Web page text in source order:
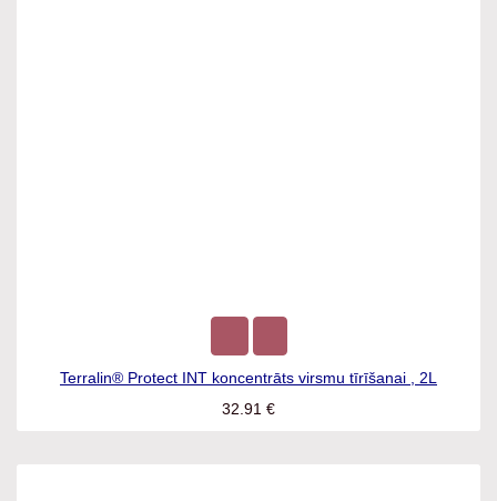
Terralin® Protect INT koncentrāts virsmu tīrīšanai , 2L
32.91€